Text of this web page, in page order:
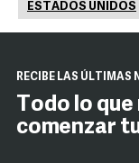
ESTADOS UNIDOS
RECIBE LAS ÚLTIMAS
Todo lo
comenzar